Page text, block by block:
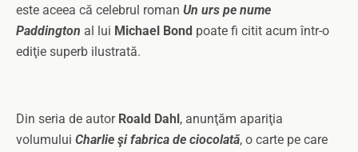
este aceea că celebrul roman Un urs pe nume
Paddington al lui Michael Bond poate fi citit acum într-o
ediţie superb ilustrată.
Din seria de autor Roald Dahl, anunţăm apariţia
volumului Charlie şi fabrica de ciocolată, o carte pe care